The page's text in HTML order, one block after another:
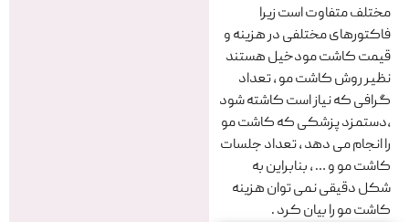
مختلف متفاوت است زیرا
فاکتورهای مختلفی در هزینه و
قیمت کاشت مودخیل هستند
نظیر روش کاشت مو ، تعداد
گرافی که نیاز است کاشته شود
،دستمزد پزشکی که کاشت مو
را انجام می دهد ، تعداد جلسات
کاشت مو و … ، بنابراین به
شکل دقیقی نمی توان هزینه
کاشت مو را بیان کرد .